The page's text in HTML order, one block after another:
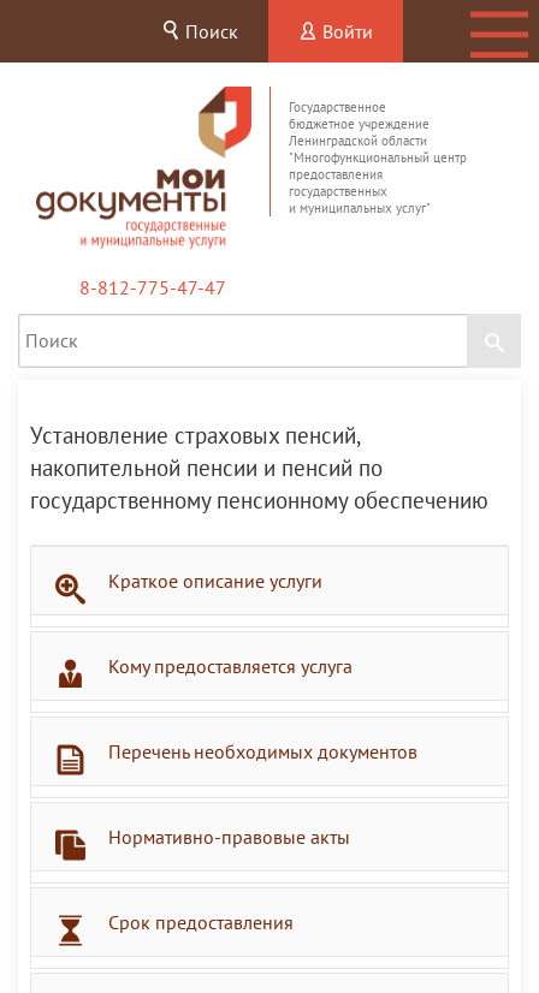
Поиск Войти
Государственное
бюджетное учреждение
Ленинградской области
"Многофункциональный центр
предоставления
государственных
и муниципальных услуг"
8-812-775-47-47
Установление страховых пенсий,
накопительной пенсии и пенсий по
государственному пенсионному обеспечению
Краткое описание услуги
Кому предоставляется услуга
Перечень необходимых документов
Нормативно-правовые акты
Срок предоставления